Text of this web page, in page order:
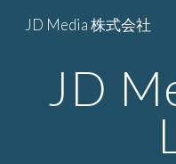
Skip to main content
JD Media 株式会社
JD